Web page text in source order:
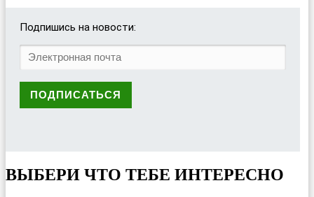
Подпишись на новости:
ВЫБЕРИ ЧТО ТЕБЕ ИНТЕРЕСНО